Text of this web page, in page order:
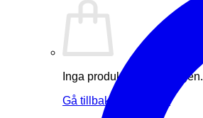
Inga produkter i varukorgen.
Gå tillbaka till butiken